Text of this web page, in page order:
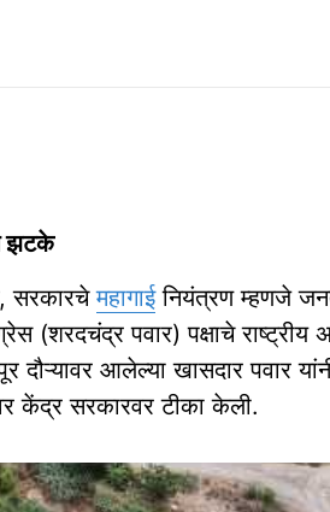
झटके
सरकारचेमहागाईनियंत्रण म्हणजे
(शरदचंद्र पवार) पक्षाचे राष्ट्रीय
दौऱ्यावर आलेल्या खासदार पवार
केंद्र सरकारवर टीका केली.